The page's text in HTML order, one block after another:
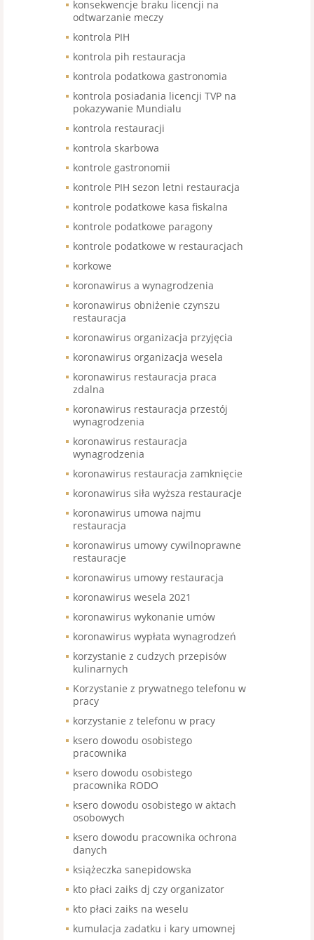
konsekwencje braku licencji na
odtwarzanie meczy
kontrola PIH
kontrola pih restauracja
kontrola podatkowa gastronomia
kontrola posiadania licencji TVP na
pokazywanie Mundialu
kontrola restauracji
kontrola skarbowa
kontrole gastronomii
kontrole PIH sezon letni restauracja
kontrole podatkowe kasa fiskalna
kontrole podatkowe paragony
kontrole podatkowe w restauracjach
korkowe
koronawirus a wynagrodzenia
koronawirus obniżenie czynszu
restauracja
koronawirus organizacja przyjęcia
koronawirus organizacja wesela
koronawirus restauracja praca
zdalna
koronawirus restauracja przestój
wynagrodzenia
koronawirus restauracja
wynagrodzenia
koronawirus restauracja zamknięcie
koronawirus siła wyższa restauracje
koronawirus umowa najmu
restauracja
koronawirus umowy cywilnoprawne
restauracje
koronawirus umowy restauracja
koronawirus wesela 2021
koronawirus wykonanie umów
koronawirus wypłata wynagrodzeń
korzystanie z cudzych przepisów
kulinarnych
Korzystanie z prywatnego telefonu w
pracy
korzystanie z telefonu w pracy
ksero dowodu osobistego
pracownika
ksero dowodu osobistego
pracownika RODO
ksero dowodu osobistego w aktach
osobowych
ksero dowodu pracownika ochrona
danych
książeczka sanepidowska
kto płaci zaiks dj czy organizator
kto płaci zaiks na weselu
kumulacja zadatku i kary umownej